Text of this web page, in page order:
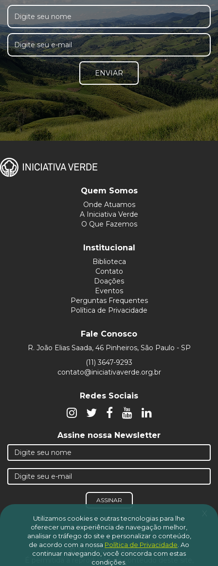
ENVIAR
Quem Somos
Onde Atuamos
A Iniciativa Verde
O Que Fazemos
Institucional
Biblioteca
Contato
Doações
Eventos
Perguntas Frequentes
Política de Privacidade
Fale Conosco
R. João Elias Saada, 46 Pinheiros, São Paulo - SP
(11) 3647-9293
contato@iniciativaverde.org.br
Redes Sociais
Assine nossa Newsletter
ASSINAR
© 2019 Iniciativa Verde.
É permitida a reprodução do conteúdo deste site,
x
Utilizamos cookies e outras tecnologias para lhe
oferecer uma experiência de navegação melhor,
analisar o tráfego do site e personalizar o conteúdo,
de acordo com a nossa Política de Privacidade Ao
continuar navegando, você concorda com estas
condições.